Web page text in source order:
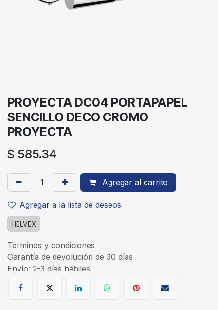
PROYECTA DC04 PORTAPAPEL
SENCILLO DECO CROMO
PROYECTA
$ 585.34
Agregar al carrito
Agregar a la lista de deseos
HELVEX
Términos y condiciones
Garantía de devolución de 30 días
Envío: 2-3 días hábiles